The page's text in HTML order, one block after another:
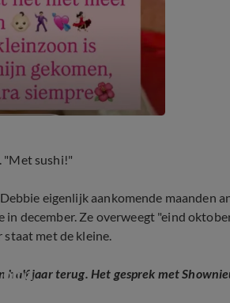
"Met sushi!"
eigenlijk aankomende maanden
december. Ze overweegt "eind
met de kleine.
jaar terug. Het gesprek met